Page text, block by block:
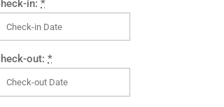
in:*
out:*